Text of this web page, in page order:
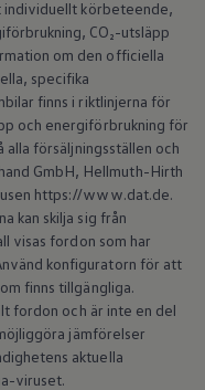
med ingredienser
individuellt körbeteende,
CO₂-utsläpp
om den officiella
specifika
finns i riktlinjerna för
och energiförbrukning för
alla försäljningsställen och
GmbH, Hellmuth-Hirth
https://www.dat.de.
kan skilja sig från
visas fordon som har
konfiguratorn för att
finns tillgängliga.
fordon och är inte en del
jämförelser
aktuella
viruset.